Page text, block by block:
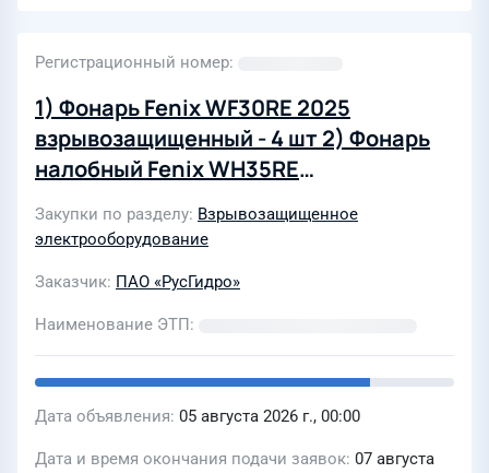
Регистрационный номер
1) Фонарь Fenix WF30RE 2025
взрывозащищенный - 4 шт 2) Фонарь
налобный Fenix WH35RE
Закупки по разделу Взрывозащищенное
электрооборудование
Заказчик ПАО «РусГидро»
Наименование ЭТП
Дата объявления 05 августа 2026 г., 00:00
Дата и время окончания подачи заявок 07 августа